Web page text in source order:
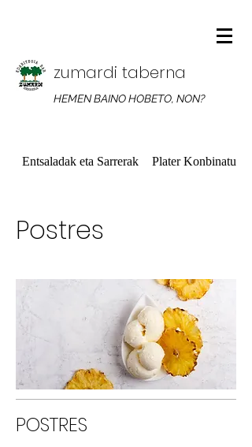
zumardi taberna
HEMEN BAINO HOBETO, NON?
Entsaladak eta Sarrerak Plater Konbinatuak
Postres
POSTRES